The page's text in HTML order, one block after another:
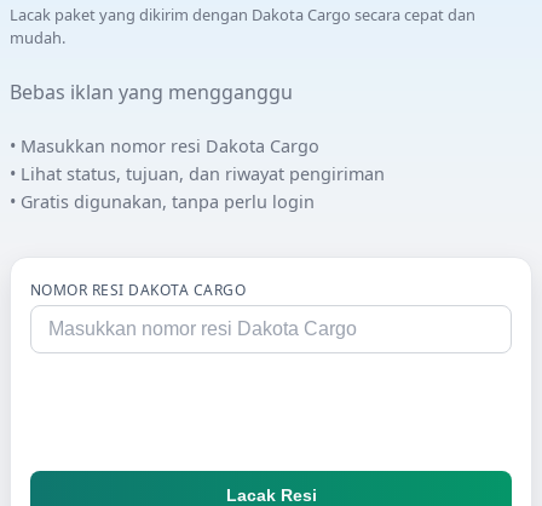
Lacak paket yang dikirim dengan Dakota Cargo secara cepat dan
mudah.
Bebas iklan yang mengganggu
• Masukkan nomor resi Dakota Cargo
• Lihat status, tujuan, dan riwayat pengiriman
• Gratis digunakan, tanpa perlu login
NOMOR RESI DAKOTA CARGO
Lacak Resi